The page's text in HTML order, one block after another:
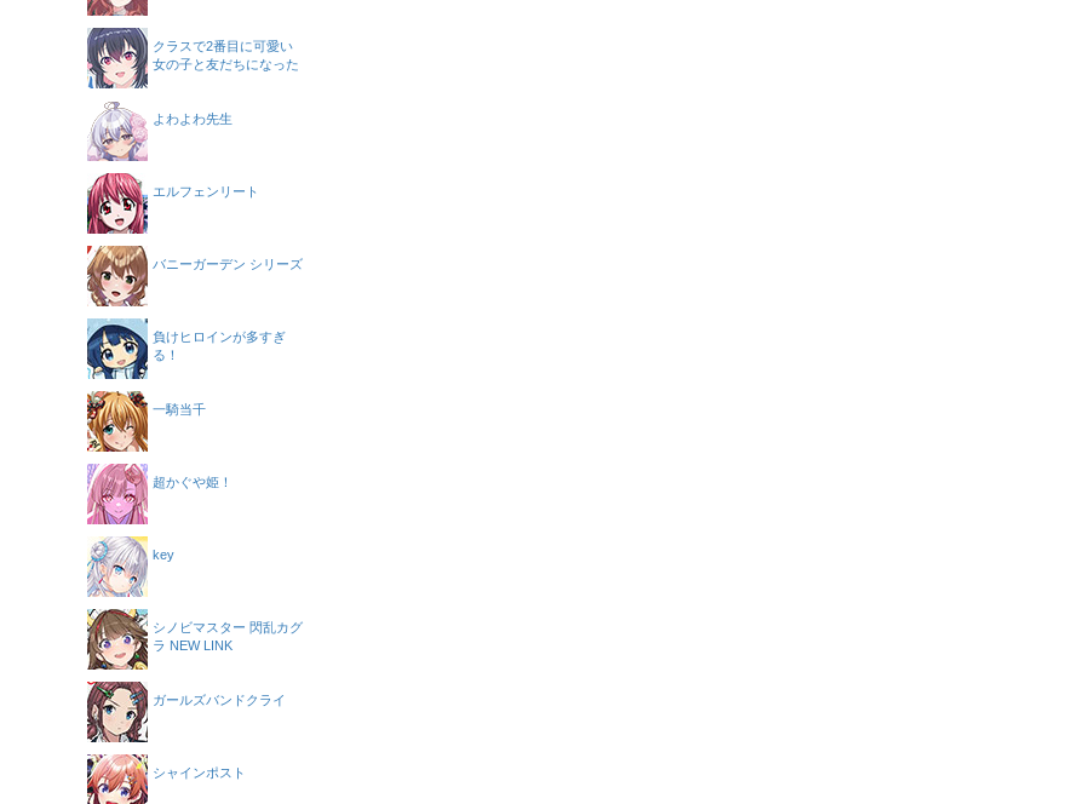
クラスで2番目に可愛い
女の子と友だちになった
よわよわ先生
エルフェンリート
バニーガーデン シリーズ
負けヒロインが多すぎ
る！
一騎当千
超かぐや姫！
key
シノビマスター 閃乱カグ
ラ NEW LINK
ガールズバンドクライ
シャインポスト